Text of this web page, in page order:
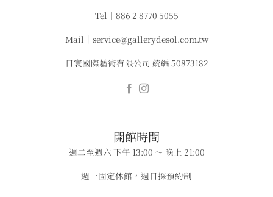
Tel｜886 2 8770 5055
Mail｜service@gallerydesol.com.tw
日寰國際藝術有限公司 統編 50873182
​​開館時間
週二至週六 下午 13:00 ～ 晚上 21:00
週一固定休館，週日採預約制